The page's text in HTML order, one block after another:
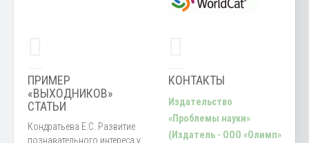
ПРИМЕР
«ВЫХОДНИКОВ»
СТАТЬИ
Кондратьева Е.С. Развитие
познавательного интереса у
КОНТАКТЫ
Издательство
«Проблемы науки»
(Издатель - ООО «Олимп»